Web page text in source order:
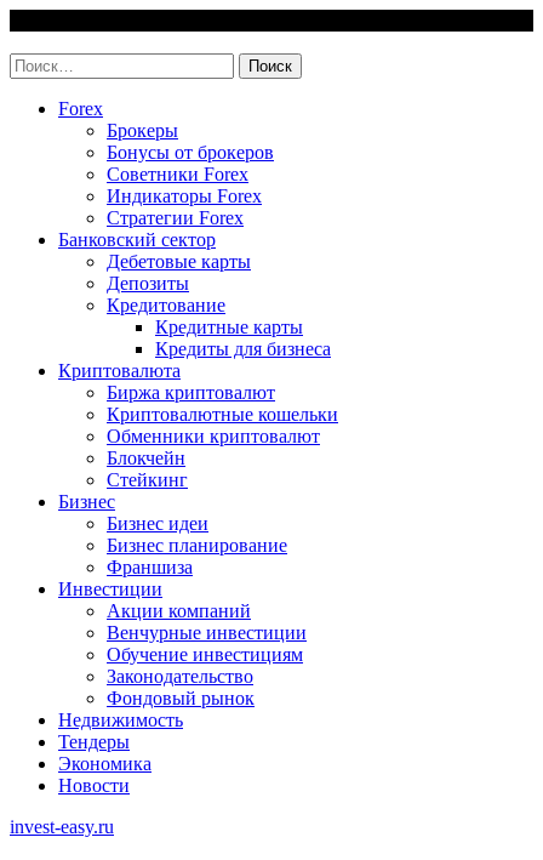
content
Найти:
Forex
Брокеры
Бонусы от брокеров
Советники Forex
Индикаторы Forex
Стратегии Forex
Банковский сектор
Дебетовые карты
Депозиты
Кредитование
Кредитные карты
Кредиты для бизнеса
Криптовалюта
Биржа криптовалют
Криптовалютные кошельки
Обменники криптовалют
Блокчейн
Стейкинг
Бизнес
Бизнес идеи
Бизнес планирование
Франшиза
Инвестиции
Акции компаний
Венчурные инвестиции
Обучение инвестициям
Законодательство
Фондовый рынок
Недвижимость
Тендеры
Экономика
Новости
invest-easy.ru